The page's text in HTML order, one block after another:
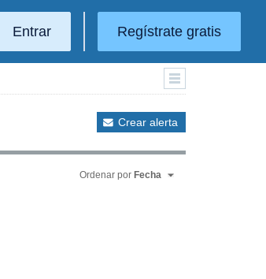
Entrar Regístrate gratis
Crear alerta
Ordenar por Fecha